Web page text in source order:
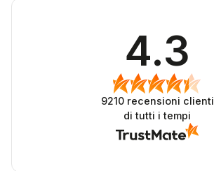
4.3
9210recensioni clienti
di tutti i tempi